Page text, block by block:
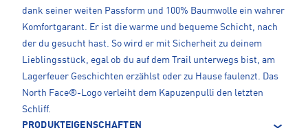
dank seiner weiten Passform und 100% Baumwolle ein wahrer
Komfortgarant. Er ist die warme und bequeme Schicht, nach
der du gesucht hast. So wird er mit Sicherheit zu deinem
Lieblingsstück, egal ob du auf dem Trail unterwegs bist, am
Lagerfeuer Geschichten erzählst oder zu Hause faulenzt. Das
North Face®-Logo verleiht dem Kapuzenpulli den letzten
Schliff.
PRODUKTEIGENSCHAFTEN